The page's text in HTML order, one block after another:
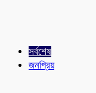
সর্বশেষ
জনপ্রিয়